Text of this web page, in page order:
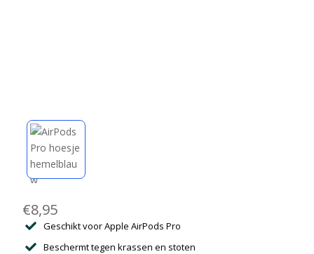
€8,95
Geschikt voor Apple AirPods Pro
Beschermt tegen krassen en stoten